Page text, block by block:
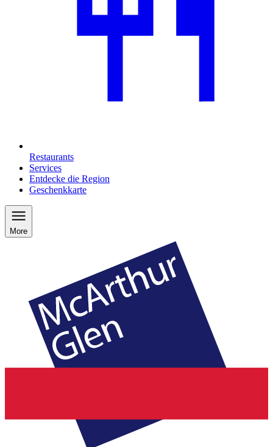
Restaurants
Services
Entdecke die Region
Geschenkkarte
More